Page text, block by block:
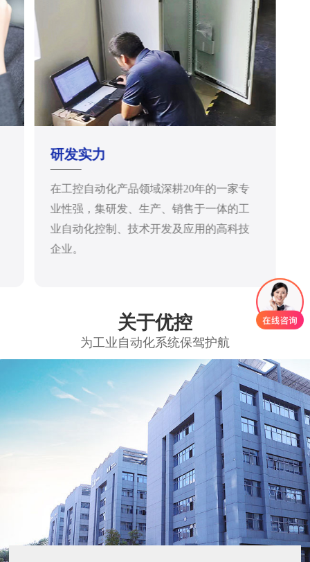
研发实力
在工控自动化产品领域深耕20年的一家专
业性强，集研发、生产、销售于一体的工
业自动化控制、技术开发及应用的高科技
企业。
关于优控
为工业自动化系统保驾护航